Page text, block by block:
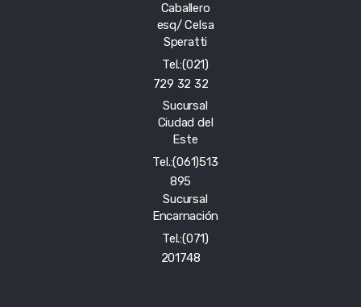
Caballero
esq/ Celsa
Speratti
Tel.:(021)
729 32 32
Sucursal
Ciudad del
Este
Tel.:(061)513
895
Sucursal
Encarnación
Tel.:(071)
201748